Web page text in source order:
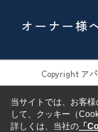
オーナー様
Copyright ア
当サイトでは、お客
して、クッキー（
詳しくは、当社の 「